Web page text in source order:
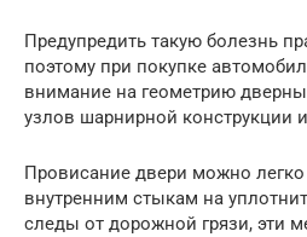
Предупредить такую болезнь
поэтому при покупке
внимание на геометрию
узлов шарнирной конструкции
Провисание двери можно
внутренним стыкам на
следы от дорожной грязи, эти